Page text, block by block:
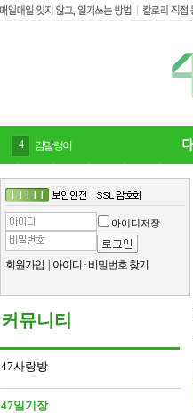
4 감말랭이
아이디저장
회원가입 아이디 · 비밀번호 찾기
커뮤니티
47사랑방
47일기장